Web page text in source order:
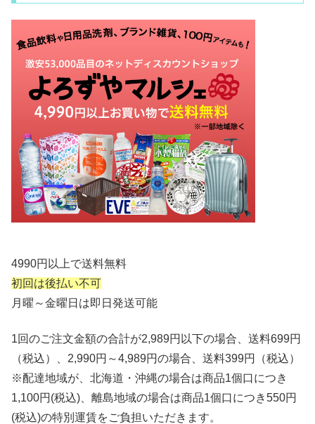
4990円以上で送料無料
初回は後払い不可
月曜～金曜日は即日発送可能
1回のご注文金額の合計が2,989円以下の場合、送料699円
（税込）、2,990円～4,989円の場合、送料399円（税込）
※配達地域が、北海道・沖縄の場合は商品1個口につき
1,100円(税込)、離島地域の場合は商品1個口につき550円
(税込)の特別運賃をご負担いただきます。